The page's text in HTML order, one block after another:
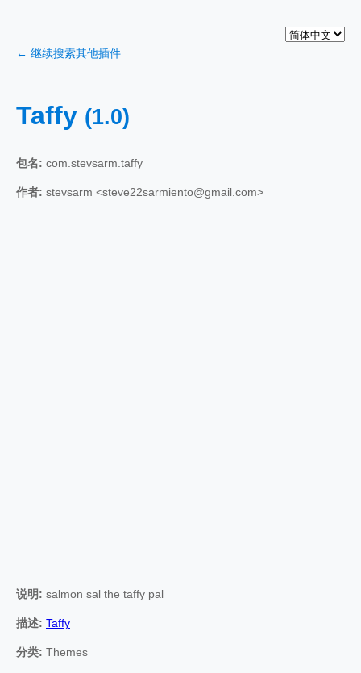
← 继续搜索其他插件
Taffy (1.0)
包名: com.stevsarm.taffy
作者: stevsarm <steve22sarmiento@gmail.com>
说明: salmon sal the taffy pal
描述: Taffy
分类: Themes